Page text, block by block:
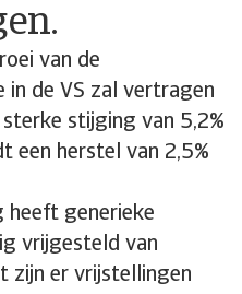
van de
in de VS zal vertragen
stijging van 5,2%
een herstel van 2,5%
heeft generieke
vrijgesteld van
zijn er vrijstellingen